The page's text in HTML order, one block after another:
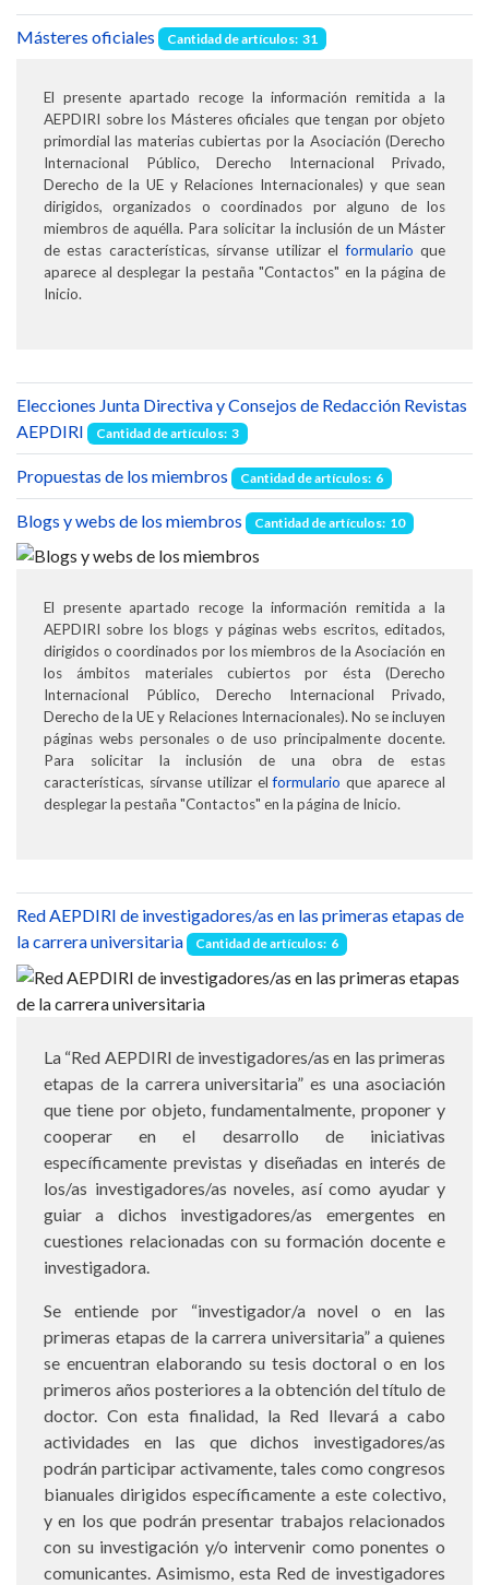
Másteres oficiales Cantidad de artículos: 31
El presente apartado recoge la información remitida a la
AEPDIRI sobre los Másteres oficiales que tengan por objeto
primordial las materias cubiertas por la Asociación (Derecho
Internacional Público, Derecho Internacional Privado,
Derecho de la UE y Relaciones Internacionales) y que sean
dirigidos, organizados o coordinados por alguno de los
miembros de aquélla. Para solicitar la inclusión de un Máster
de estas características, sírvanse utilizar elformulario que
aparece al desplegar la pestaña "Contactos" en la página de
Inicio.
Elecciones Junta Directiva y Consejos de Redacción Revistas
AEPDIRI
Cantidad de artículos: 3
Propuestas de los miembros Cantidad de artículos: 6
Blogs y webs de los miembros Cantidad de artículos: 10
El presente apartado recoge la información remitida a la
AEPDIRI sobre los blogs y páginas webs escritos, editados,
dirigidos o coordinados por los miembros de la Asociación en
los ámbitos materiales cubiertos por ésta (Derecho
Internacional Público, Derecho Internacional Privado,
Derecho de la UE y Relaciones Internacionales). No se incluyen
páginas webs personales o de uso principalmente docente.
Para solicitar la inclusión de una obra de estas
características, sírvanse utilizar elformulario que aparece al
desplegar la pestaña "Contactos" en la página de Inicio.
Red AEPDIRI de investigadores/as en las primeras etapas de
la carrera universitaria
Cantidad de artículos: 6
La “Red AEPDIRI de investigadores/as en las primeras
etapas de la carrera universitaria” es una asociación
que tiene por objeto, fundamentalmente, proponer y
cooperar en el desarrollo de iniciativas
específicamente previstas y diseñadas en interés de
los/as investigadores/as noveles, así como ayudar y
guiar a dichos investigadores/as emergentes en
cuestiones relacionadas con su formación docente e
investigadora.
Se entiende por “investigador/a novel o en las
primeras etapas de la carrera universitaria” a quienes
se encuentran elaborando su tesis doctoral o en los
primeros años posteriores a la obtención del título de
doctor. Con esta finalidad, la Red llevará a cabo
actividades en las que dichos investigadores/as
podrán participar activamente, tales como congresos
bianuales dirigidos específicamente a este colectivo,
y en los que podrán presentar trabajos relacionados
con su investigación y/o intervenir como ponentes o
comunicantes. Asimismo, esta Red de investigadores